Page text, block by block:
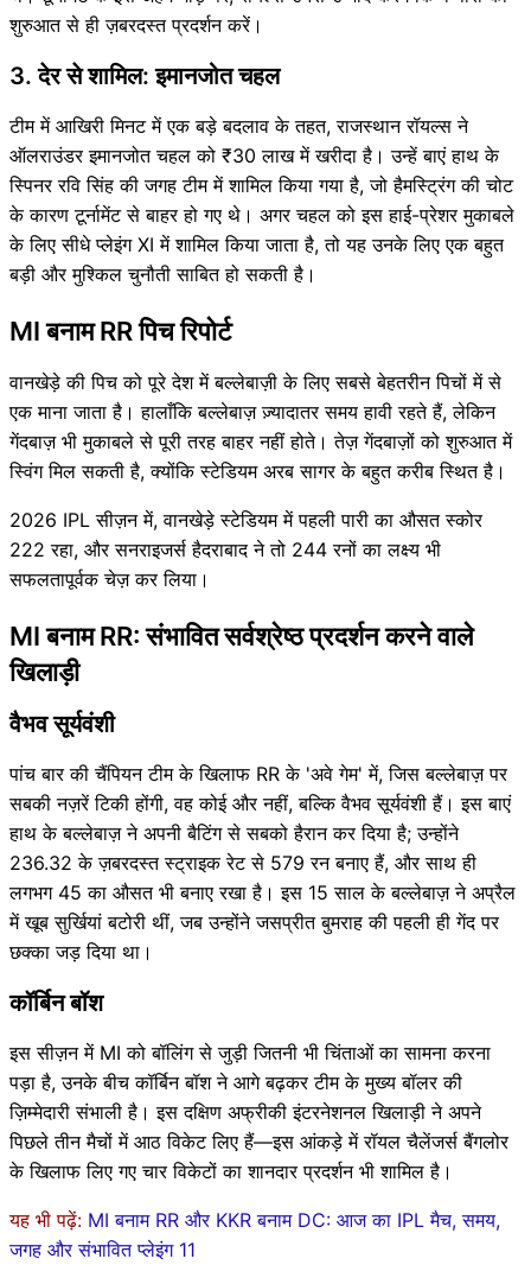
शुरुआत से ही ज़बरदस्त प्रदर्शन करें।
3. देर से शामिल: इमानजोत चहल
टीम में आखिरी मिनट में एक बड़े बदलाव के तहत, राजस्थान रॉयल्स ने
ऑलराउंडर इमानजोत चहल को ₹30 लाख में खरीदा है। उन्हें बाएं हाथ के
स्पिनर रवि सिंह की जगह टीम में शामिल किया गया है, जो हैमस्ट्रिंग की चोट
के कारण टूर्नामेंट से बाहर हो गए थे। अगर चहल को इस हाई-प्रेशर मुकाबले
के लिए सीधे प्लेइंग XI में शामिल किया जाता है, तो यह उनके लिए एक बहुत
बड़ी और मुश्किल चुनौती साबित हो सकती है।
MI बनाम RR पिच रिपोर्ट
वानखेड़े की पिच को पूरे देश में बल्लेबाज़ी के लिए सबसे बेहतरीन पिचों में से
एक माना जाता है। हालाँकि बल्लेबाज़ ज़्यादातर समय हावी रहते हैं, लेकिन
गेंदबाज़ भी मुकाबले से पूरी तरह बाहर नहीं होते। तेज़ गेंदबाज़ों को शुरुआत में
स्विंग मिल सकती है, क्योंकि स्टेडियम अरब सागर के बहुत करीब स्थित है।
2026 IPL सीज़न में, वानखेड़े स्टेडियम में पहली पारी का औसत स्कोर
222 रहा, और सनराइजर्स हैदराबाद ने तो 244 रनों का लक्ष्य भी
सफलतापूर्वक चेज़ कर लिया।
MI बनाम RR: संभावित सर्वश्रेष्ठ प्रदर्शन करने वाले
खिलाड़ी
वैभव सूर्यवंशी
पांच बार की चैंपियन टीम के खिलाफ RR के 'अवे गेम' में, जिस बल्लेबाज़ पर
सबकी नज़रें टिकी होंगी, वह कोई और नहीं, बल्कि वैभव सूर्यवंशी हैं। इस बाएं
हाथ के बल्लेबाज़ ने अपनी बैटिंग से सबको हैरान कर दिया है; उन्होंने
236.32 के ज़बरदस्त स्ट्राइक रेट से 579 रन बनाए हैं, और साथ ही
लगभग 45 का औसत भी बनाए रखा है। इस 15 साल के बल्लेबाज़ ने अप्रैल
में खूब सुर्खियां बटोरी थीं, जब उन्होंने जसप्रीत बुमराह की पहली ही गेंद पर
छक्का जड़ दिया था।
कॉर्बिन बॉश
इस सीज़न में MI को बॉलिंग से जुड़ी जितनी भी चिंताओं का सामना करना
पड़ा है, उनके बीच कॉर्बिन बॉश ने आगे बढ़कर टीम के मुख्य बॉलर की
ज़िम्मेदारी संभाली है। इस दक्षिण अफ्रीकी इंटरनेशनल खिलाड़ी ने अपने
पिछले तीन मैचों में आठ विकेट लिए हैं—इस आंकड़े में रॉयल चैलेंजर्स बैंगलोर
के खिलाफ लिए गए चार विकेटों का शानदार प्रदर्शन भी शामिल है।
यह भी पढ़ें: MI बनाम RR और KKR बनाम DC: आज का IPL मैच, समय,
जगह और संभावित प्लेइंग 11